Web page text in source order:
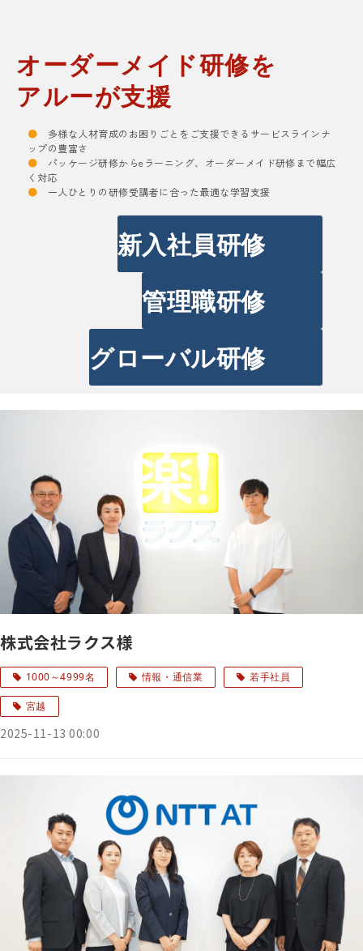
オーダーメイド研修を
アルーが支援
● 多様な人材育成のお困りごとをご支援できるサービスラインナ
ップの豊富さ
● パッケージ研修からeラーニング、オーダーメイド研修まで幅広
く対応
● 一人ひとりの研修受講者に合った最適な学習支援
新入社員研修
管理職研修
グローバル研修
株式会社ラクス様
1000～4999名 情報・通信業 若手社員
宮越
2025-11-13 00:00